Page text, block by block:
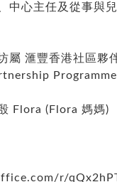
中心主任及從事與
屬 滙豐香港社區夥
Programme
Flora (Flora 媽媽)
r/